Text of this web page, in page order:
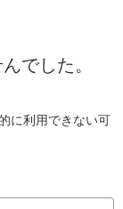
でした。
に利用できない可